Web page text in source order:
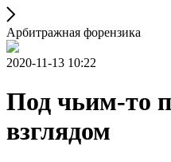
Арбитражная форензика
2020-11-13 10:22
Под чьим-то
взглядом